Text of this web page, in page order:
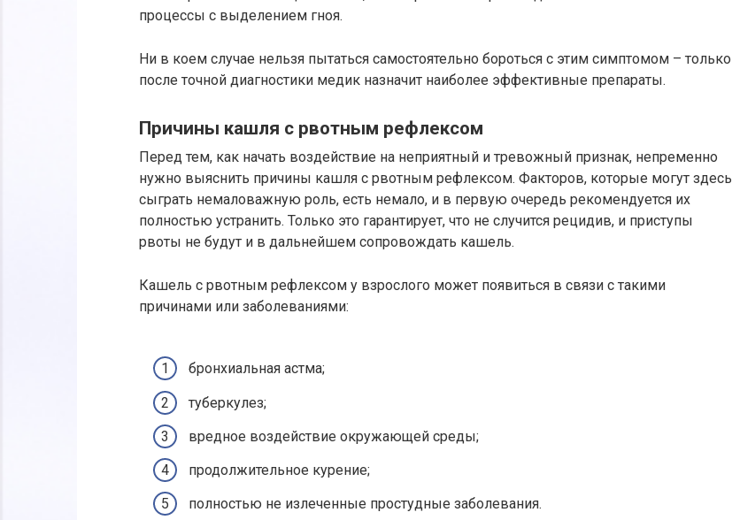
процессы с выделением гноя.
Ни в коем случае нельзя пытаться самостоятельно бороться с этим симптомом – только
после точной диагностики медик назначит наиболее эффективные препараты.
Причины кашля с рвотным рефлексом
Перед тем, как начать воздействие на неприятный и тревожный признак, непременно
нужно выяснить причины кашля с рвотным рефлексом. Факторов, которые могут здесь
сыграть немаловажную роль, есть немало, и в первую очередь рекомендуется их
полностью устранить. Только это гарантирует, что не случится рецидив, и приступы
рвоты не будут и в дальнейшем сопровождать кашель.
Кашель с рвотным рефлексом у взрослого может появиться в связи с такими
причинами или заболеваниями:
бронхиальная астма;
туберкулез;
вредное воздействие окружающей среды;
продолжительное курение;
полностью не излеченные простудные заболевания.